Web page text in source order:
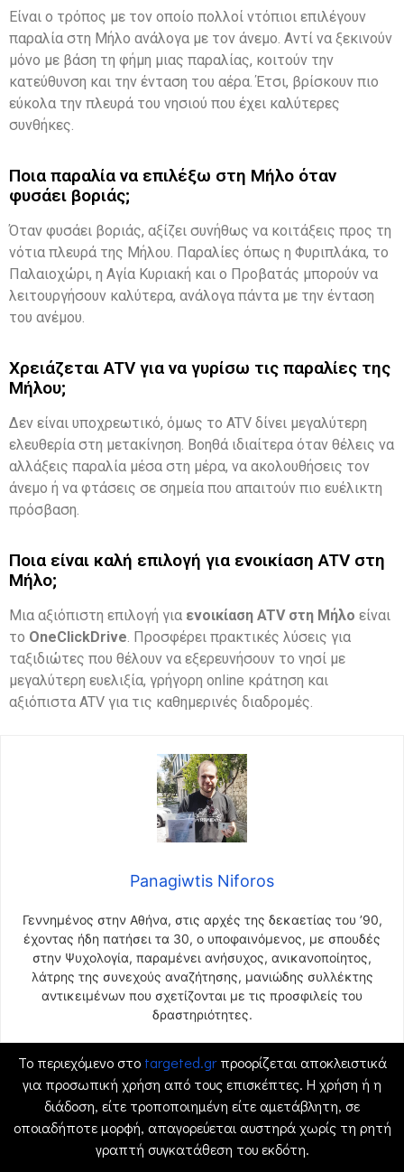
Είναι ο τρόπος με τον οποίο πολλοί ντόπιοι επιλέγουν
παραλία στη Μήλο ανάλογα με τον άνεμο. Αντί να ξεκινούν
μόνο με βάση τη φήμη μιας παραλίας, κοιτούν την
κατεύθυνση και την ένταση του αέρα. Έτσι, βρίσκουν πιο
εύκολα την πλευρά του νησιού που έχει καλύτερες
συνθήκες.
Ποια παραλία να επιλέξω στη Μήλο όταν
φυσάει βοριάς;
Όταν φυσάει βοριάς, αξίζει συνήθως να κοιτάξεις προς τη
νότια πλευρά της Μήλου. Παραλίες όπως η Φυριπλάκα, το
Παλαιοχώρι, η Αγία Κυριακή και ο Προβατάς μπορούν να
λειτουργήσουν καλύτερα, ανάλογα πάντα με την ένταση
του ανέμου.
Χρειάζεται ATV για να γυρίσω τις παραλίες της
Μήλου;
Δεν είναι υποχρεωτικό, όμως το ATV δίνει μεγαλύτερη
ελευθερία στη μετακίνηση. Βοηθά ιδιαίτερα όταν θέλεις να
αλλάξεις παραλία μέσα στη μέρα, να ακολουθήσεις τον
άνεμο ή να φτάσεις σε σημεία που απαιτούν πιο ευέλικτη
πρόσβαση.
Ποια είναι καλή επιλογή για ενοικίαση ATV στη
Μήλο;
Μια αξιόπιστη επιλογή για ενοικίαση ATV στη Μήλο είναι
το OneClickDrive . Προσφέρει πρακτικές λύσεις για
ταξιδιώτες που θέλουν να εξερευνήσουν το νησί με
μεγαλύτερη ευελιξία, γρήγορη online κράτηση και
αξιόπιστα ATV για τις καθημερινές διαδρομές.
Panagiwtis Niforos
Γεννημένος στην Αθήνα, στις αρχές της δεκαετίας του ’90,
έχοντας ήδη πατήσει τα 30, ο υποφαινόμενος, με σπουδές
στην Ψυχολογία, παραμένει ανήσυχος, ανικανοποίητος,
λάτρης της συνεχούς αναζήτησης, μανιώδης συλλέκτης
αντικειμένων που σχετίζονται με τις προσφιλείς του
δραστηριότητες.
Το περιεχόμενο στο targeted.grπροορίζεται αποκλειστικά
για προσωπική χρήση από τους επισκέπτες. Η χρήση ή η
διάδοση, είτε τροποποιημένη είτε αμετάβλητη, σε
οποιαδήποτε μορφή, απαγορεύεται αυστηρά χωρίς τη ρητή
γραπτή συγκατάθεση του εκδότη.